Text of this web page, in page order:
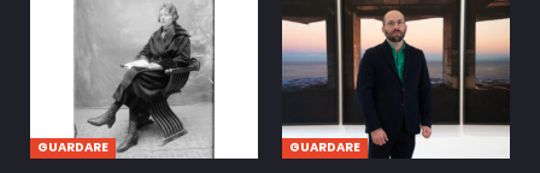
GUARDARE GUARDARE